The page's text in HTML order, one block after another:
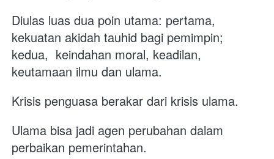
Diulas luas dua poin utama: pertama,
kekuatan akidah tauhid bagi pemimpin;
kedua,  keindahan moral, keadilan,
keutamaan ilmu dan ulama.
Krisis penguasa berakar dari krisis ulama.
Ulama bisa jadi agen perubahan dalam
perbaikan pemerintahan.